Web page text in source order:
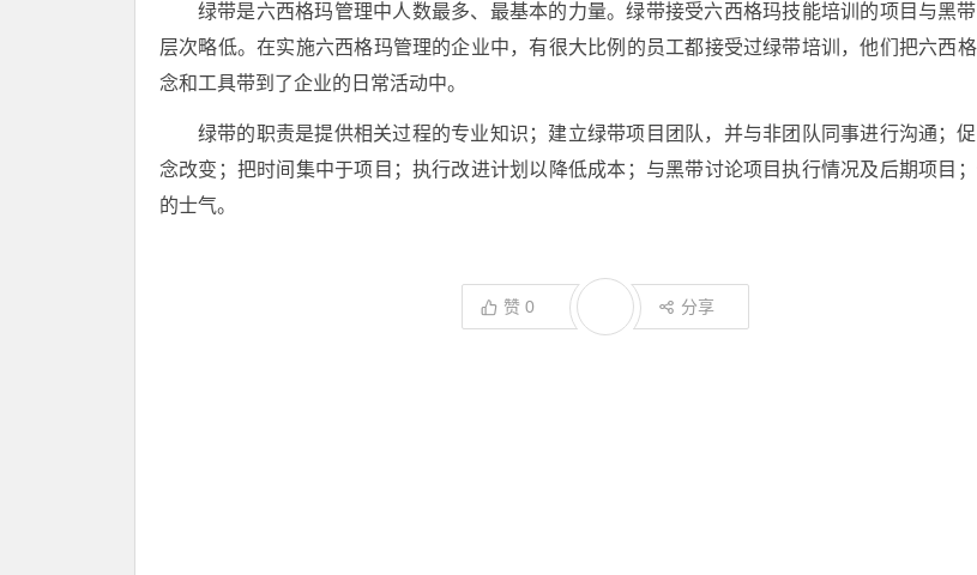
绿带是六西格玛管理中人数最多、最基本的力量。绿带接受六西格玛技能培训的项目与黑
层次略低。在实施六西格玛管理的企业中，有很大比例的员工都接受过绿带培训，他们把六西
念和工具带到了企业的日常活动中。
绿带的职责是提供相关过程的专业知识；建立绿带项目团队，并与非团队同事进行沟通；
念改变；把时间集中于项目；执行改进计划以降低成本；与黑带讨论项目执行情况及后期项目
的士气。
赞 0 分享